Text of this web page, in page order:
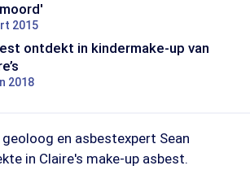
2015
ontdekt in kindermake-up van
2018
en asbestexpert Sean
in Claire's make-up asbest.